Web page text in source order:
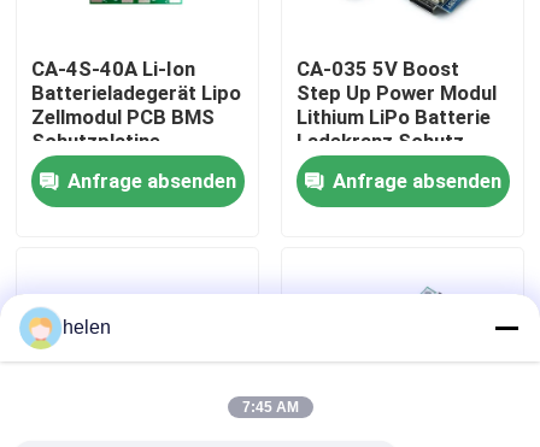
Kontaktieren Sie uns
Neuigkeiten
Blog
CA-4S-40A Li-Ion
Batterieladegerät Lipo
Zellmodul PCB BMS
Schutzplatine
Anfrage absenden
CA-035 5V Boost
Step Up Power Modul
Lithium LiPo Batterie
Ladekranz Schutz
Board LED-Display
USB für das selbst zu
tun Ladegerät
Anfrage absenden
helen
7:45 AM